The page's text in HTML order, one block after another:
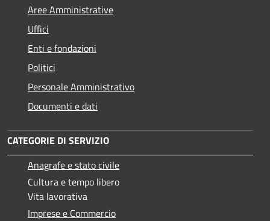
Aree Amministrative
Uffici
Enti e fondazioni
Politici
Personale Amministrativo
Documenti e dati
CATEGORIE DI SERVIZIO
Anagrafe e stato civile
Cultura e tempo libero
Vita lavorativa
Imprese e Commercio